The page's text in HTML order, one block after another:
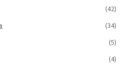
(42)
(34)
(5)
(4)